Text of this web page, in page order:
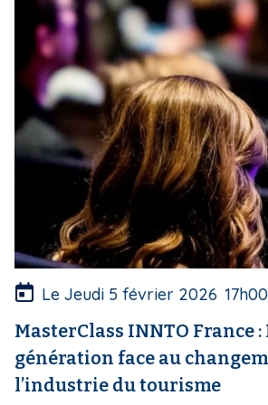
v
u
r
e
Le Jeudi 5 février 2026 17h00
MasterClass INNTO France
génération face au
l’industrie du tourisme